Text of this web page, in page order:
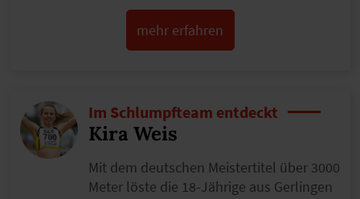
mehr erfahren
Im Schlumpfteam entdeckt
Kira Weis
Mit dem deutschen Meistertitel über 3000
Meter löste die 18-Jährige aus Gerlingen